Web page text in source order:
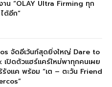
าน “OLAY Ultra Firming ทุก
ด้อีก”
จัดอีเว้นท์สุดยิ่งใหญ่ Dare to
เปิดตัวแฮร์แคร์ใหม่พาทุกคนเผย
รังแค พร้อม “เต – ตะวัน Friend